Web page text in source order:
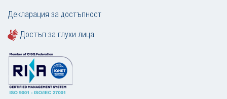
Декларация за достъпност
Достъп за глухи лица